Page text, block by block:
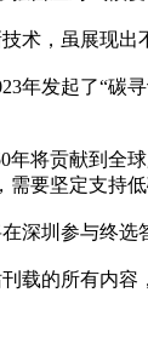
术，虽展现
年发起了“碳
年将贡献到全
要坚定支持
深圳参与终
载的所有内